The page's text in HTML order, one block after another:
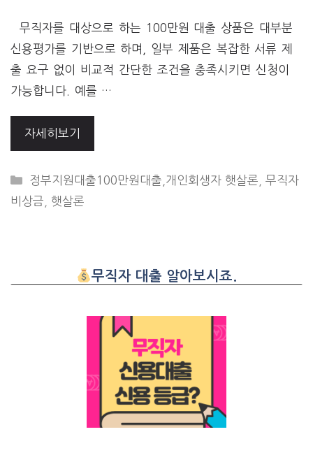
무직자를 대상으로 하는 100만원 대출 상품은 대부분
신용평가를 기반으로 하며, 일부 제품은 복잡한 서류 제
출 요구 없이 비교적 간단한 조건을 충족시키면 신청이
가능합니다. 예를 …
자세히보기
CATEGORIES
정부지원대출100만원대출,개인회생자 햇살론 ,무직자
비상금
햇살론
무직자 대출 알아보시죠.